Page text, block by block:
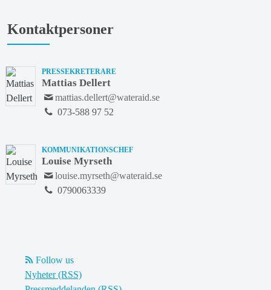
Kontaktpersoner
PRESSEKRETERARE
Mattias Dellert
mattias.dellert@wateraid.se
073-588 97 52
KOMMUNIKATIONSCHEF
Louise Myrseth
louise.myrseth@wateraid.se
0790063339
Follow us
Nyheter (RSS)